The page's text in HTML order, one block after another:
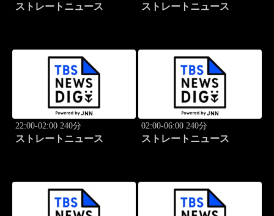
ストレートニュース ストレートニュース
22:00-02:00 240分
ストレートニュース
02:00-06:00 240分
ストレートニュース